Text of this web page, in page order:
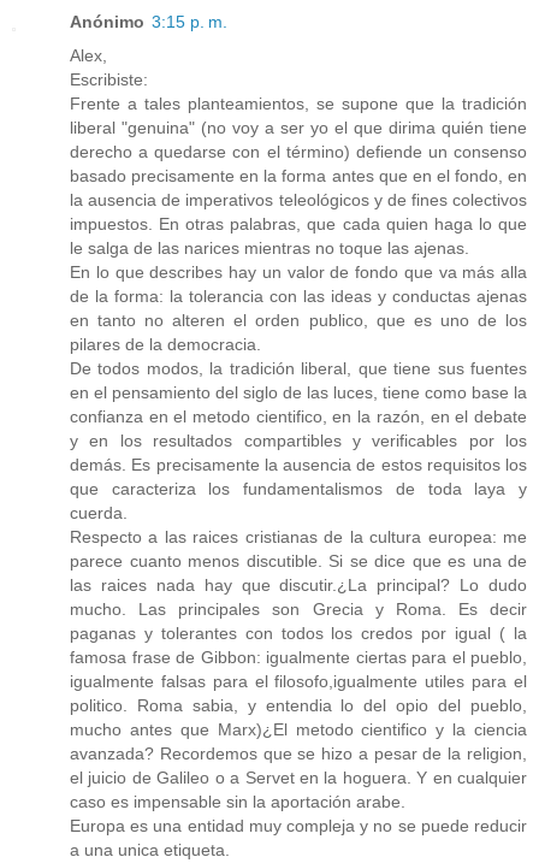
Anónimo 3:15 p. m.
Alex,
Escribiste:
Frente a tales planteamientos, se supone que la tradición
liberal "genuina" (no voy a ser yo el que dirima quién tiene
derecho a quedarse con el término) defiende un consenso
basado precisamente en la forma antes que en el fondo, en
la ausencia de imperativos teleológicos y de fines colectivos
impuestos. En otras palabras, que cada quien haga lo que
le salga de las narices mientras no toque las ajenas.
En lo que describes hay un valor de fondo que va más alla
de la forma: la tolerancia con las ideas y conductas ajenas
en tanto no alteren el orden publico, que es uno de los
pilares de la democracia.
De todos modos, la tradición liberal, que tiene sus fuentes
en el pensamiento del siglo de las luces, tiene como base la
confianza en el metodo cientifico, en la razón, en el debate
y en los resultados compartibles y verificables por los
demás. Es precisamente la ausencia de estos requisitos los
que caracteriza los fundamentalismos de toda laya y
cuerda.
Respecto a las raices cristianas de la cultura europea: me
parece cuanto menos discutible. Si se dice que es una de
las raices nada hay que discutir.¿La principal? Lo dudo
mucho. Las principales son Grecia y Roma. Es decir
paganas y tolerantes con todos los credos por igual ( la
famosa frase de Gibbon: igualmente ciertas para el pueblo,
igualmente falsas para el filosofo,igualmente utiles para el
politico. Roma sabia, y entendia lo del opio del pueblo,
mucho antes que Marx)¿El metodo cientifico y la ciencia
avanzada? Recordemos que se hizo a pesar de la religion,
el juicio de Galileo o a Servet en la hoguera. Y en cualquier
caso es impensable sin la aportación arabe.
Europa es una entidad muy compleja y no se puede reducir
a una unica etiqueta.